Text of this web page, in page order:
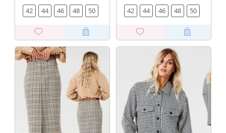
42
44 46 48 50
42
44 46 48 50